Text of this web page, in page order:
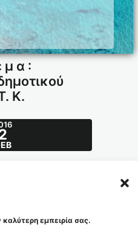
εμπειρία σας.
μ α :
Κ.